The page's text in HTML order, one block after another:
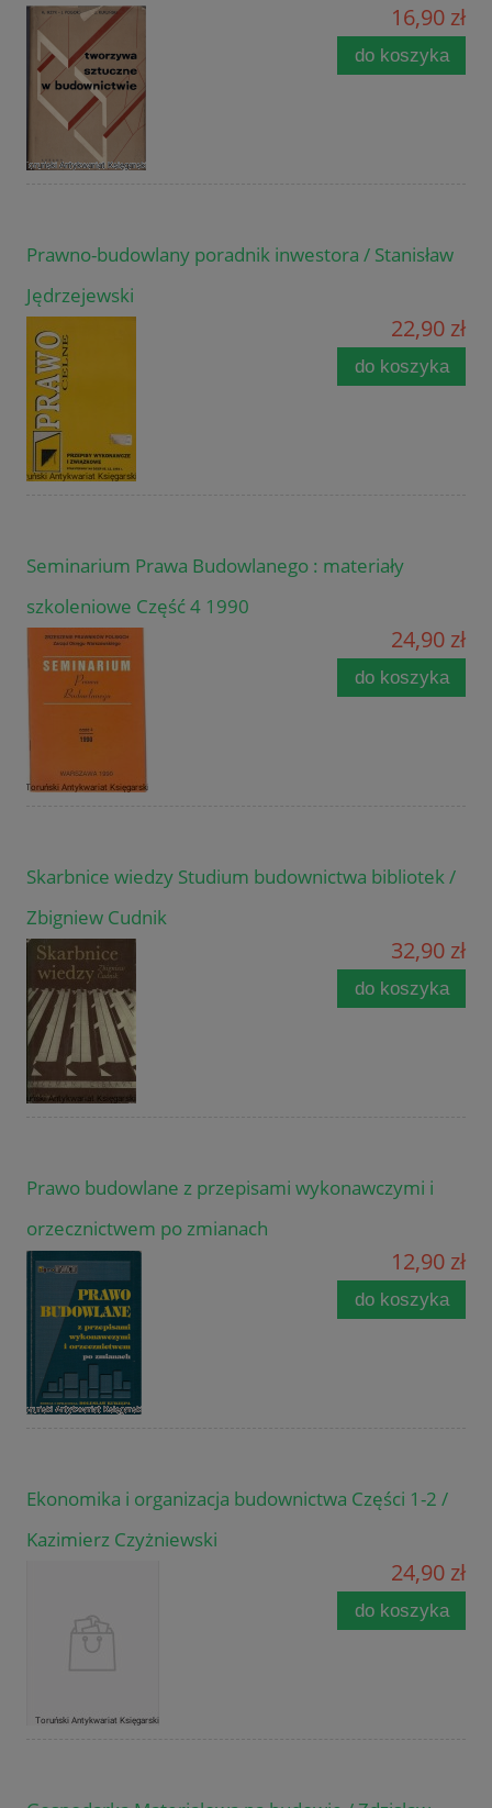
16,90 zł
do koszyka
Prawno-budowlany poradnik inwestora / Stanisław
Jędrzejewski
22,90 zł
do koszyka
Seminarium Prawa Budowlanego : materiały
szkoleniowe Część 4 1990
24,90 zł
do koszyka
Skarbnice wiedzy Studium budownictwa bibliotek /
Zbigniew Cudnik
32,90 zł
do koszyka
Prawo budowlane z przepisami wykonawczymi i
orzecznictwem po zmianach
12,90 zł
do koszyka
Ekonomika i organizacja budownictwa Części 1-2 /
Kazimierz Czyżniewski
24,90 zł
do koszyka